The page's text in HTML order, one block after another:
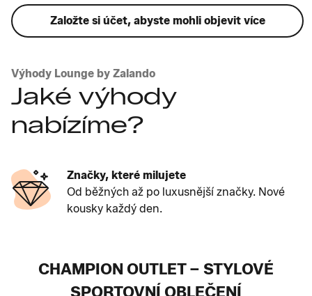
Založte si účet, abyste mohli objevit více
Výhody Lounge by Zalando
Jaké výhody
nabízíme?
Značky, které milujete
Od běžných až po luxusnější značky. Nové
kousky každý den.
CHAMPION OUTLET – STYLOVÉ
SPORTOVNÍ OBLEČENÍ